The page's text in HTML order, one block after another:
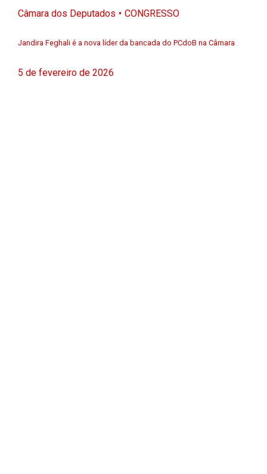
Câmara dos Deputados CONGRESSO
Jandira Feghali é a nova líder da bancada do PCdoB na Câmara
5 de fevereiro de 2026